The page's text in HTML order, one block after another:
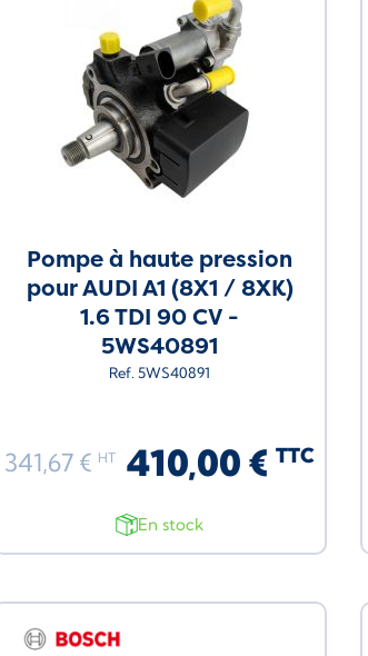
Pompe à haute pression
pour AUDI A1 (8X1 / 8XK)
1.6 TDI 90 CV -
5WS40891
Ref. 5WS40891
341,67 € HT 410,00 € TTC
En stock